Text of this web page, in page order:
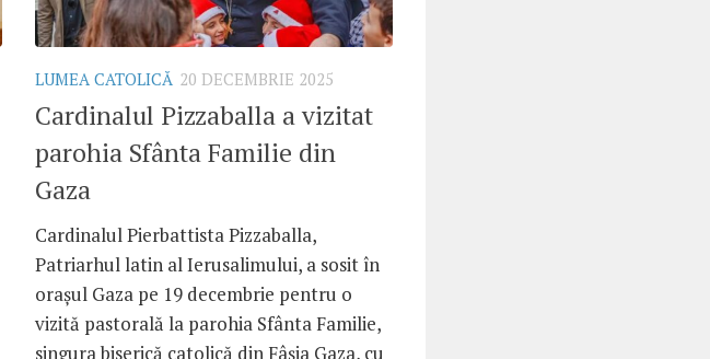
LUMEA CATOLICĂ 20 DECEMBRIE 2025
Cardinalul Pizzaballa a vizitat
parohia Sfânta Familie din
Gaza
Cardinalul Pierbattista Pizzaballa,
Patriarhul latin al Ierusalimului, a sosit în
orașul Gaza pe 19 decembrie pentru o
vizită pastorală la parohia Sfânta Familie,
singura biserică catolică din Fâșia Gaza, cu